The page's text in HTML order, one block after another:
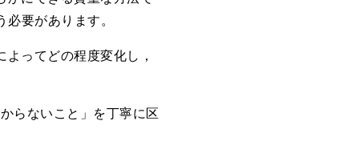
要があります。
ってどの程度変化し，
らないこと」を丁寧に区